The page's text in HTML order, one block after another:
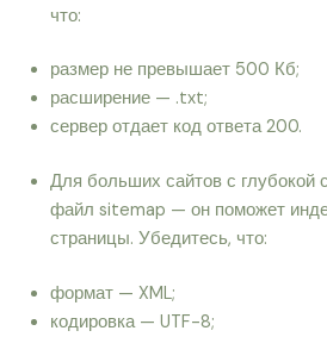
что:
размер не превышает 500 Кб;
расширение — .txt;
сервер отдает код ответа 200.
Для больших сайтов с глубокой
файл sitemap — он поможет
страницы. Убедитесь, что:
формат — XML;
кодировка — UTF-8;